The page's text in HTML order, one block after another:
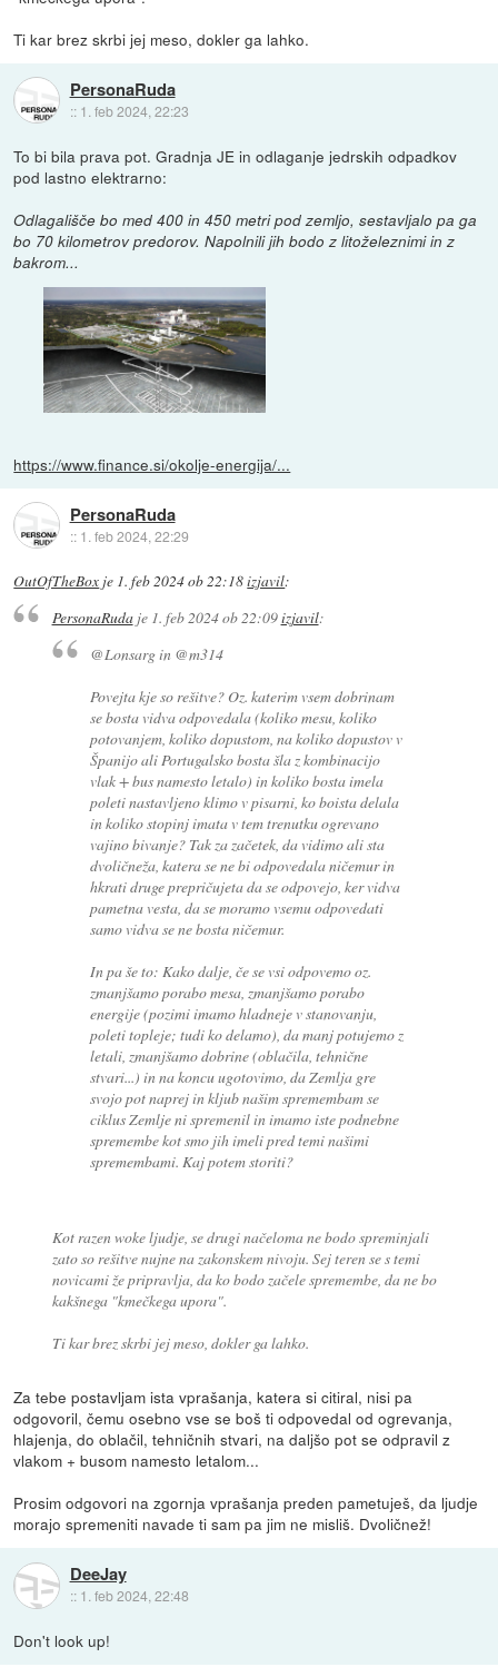
Ti kar brez skrbi jej meso, dokler ga lahko.
PersonaRuda
:: 1. feb 2024, 22:23
To bi bila prava pot. Gradnja JE in odlaganje jedrskih odpadkov
pod lastno elektrarno:
Odlagališče bo med 400 in 450 metri pod zemljo, sestavljalo pa ga
bo 70 kilometrov predorov. Napolnili jih bodo z litoželeznimi in z
bakrom...
https://www.finance.si/okolje-energija/...
PersonaRuda
:: 1. feb 2024, 22:29
OutOfTheBox je 1. feb 2024 ob 22:18izjavil:
PersonaRudaje 1. feb 2024 ob 22:09izjavil:
@Lonsarg in @m314
Povejta kje so rešitve? Oz. katerim vsem dobrinam
se bosta vidva odpovedala (koliko mesu, koliko
potovanjem, koliko dopustom, na koliko dopustov v
Španijo ali Portugalsko bosta šla z kombinacijo
vlak + bus namesto letalo) in koliko bosta imela
poleti nastavljeno klimo v pisarni, ko boista delala
in koliko stopinj imata v tem trenutku ogrevano
vajino bivanje? Tak za začetek, da vidimo ali sta
dvoličneža, katera se ne bi odpovedala ničemur in
hkrati druge prepričujeta da se odpovejo, ker vidva
pametna vesta, da se moramo vsemu odpovedati
samo vidva se ne bosta ničemur.
In pa še to: Kako dalje, če se vsi odpovemo oz.
zmanjšamo porabo mesa, zmanjšamo porabo
energije (pozimi imamo hladneje v stanovanju,
poleti topleje; tudi ko delamo), da manj potujemo z
letali, zmanjšamo dobrine (oblačila, tehnične
stvari...) in na koncu ugotovimo, da Zemlja gre
svojo pot naprej in kljub našim spremembam se
ciklus Zemlje ni spremenil in imamo iste podnebne
spremembe kot smo jih imeli pred temi našimi
spremembami. Kaj potem storiti?
Kot razen woke ljudje, se drugi načeloma ne bodo spreminjali
zato so rešitve nujne na zakonskem nivoju. Sej teren se s temi
novicami že pripravlja, da ko bodo začele spremembe, da ne bo
kakšnega "kmečkega upora".
Ti kar brez skrbi jej meso, dokler ga lahko.
Za tebe postavljam ista vprašanja, katera si citiral, nisi pa
odgovoril, čemu osebno vse se boš ti odpovedal od ogrevanja,
hlajenja, do oblačil, tehničnih stvari, na daljšo pot se odpravil z
vlakom + busom namesto letalom...
Prosim odgovori na zgornja vprašanja preden pametuješ, da ljudje
morajo spremeniti navade ti sam pa jim ne misliš. Dvoličnež!
DeeJay
:: 1. feb 2024, 22:48
Don't look up!